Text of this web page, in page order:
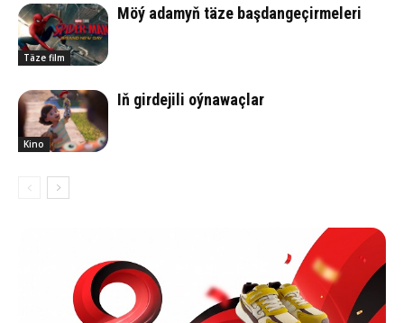
Täze film
Möý adamyň täze başdangeçirmeleri
Kino
Iň girdejili oýnawaçlar